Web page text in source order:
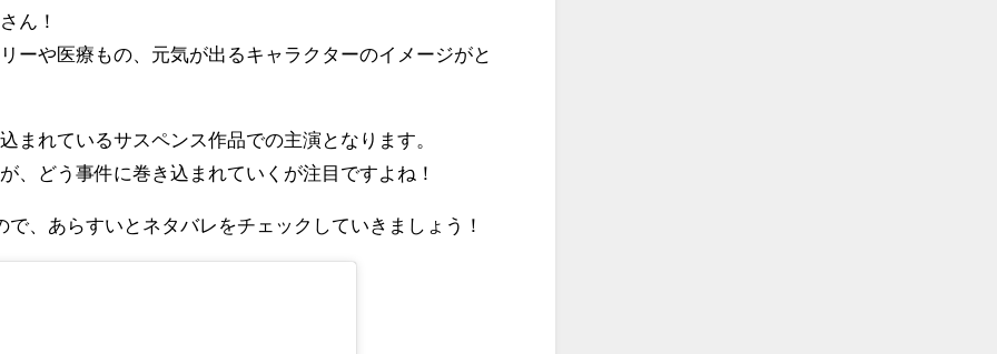
ん！
ーや医療もの、元気が出るキャラクターのイメージがと
まれているサスペンス作品での主演となります。
、どう事件に巻き込まれていくが注目ですよね！
、あらすいとネタバレをチェックしていきましょう！